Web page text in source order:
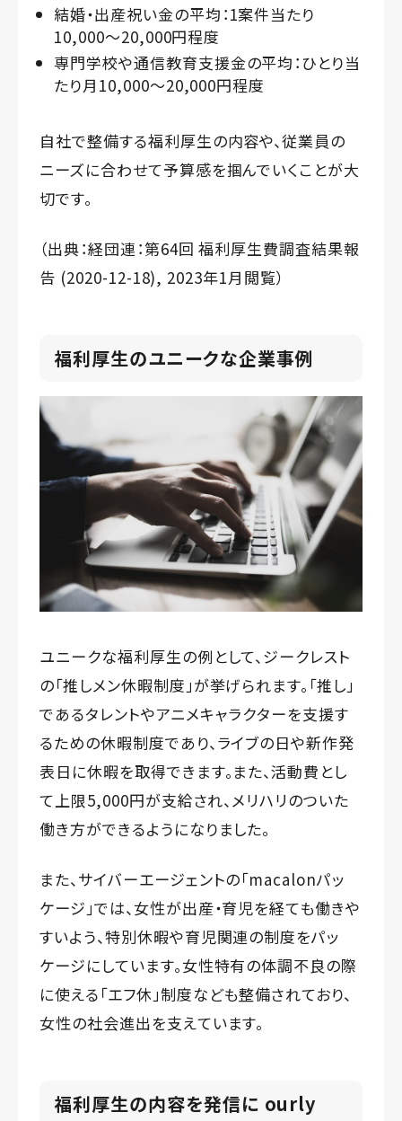
結婚・出産祝い金の平均：1案件当たり
10,000～20,000円程度
専門学校や通信教育支援金の平均：ひとり当
たり月10,000～20,000円程度
自社で整備する福利厚生の内容や、従業員の
ニーズに合わせて予算感を掴んでいくことが大
切です。
（出典：経団連：第64回 福利厚生費調査結果報
告 (2020-12-18), 2023年1月閲覧）
福利厚生のユニークな企業事例
ユニークな福利厚生の例として、ジークレスト
の「推しメン休暇制度」が挙げられます。「推し」
であるタレントやアニメキャラクターを支援す
るための休暇制度であり、ライブの日や新作発
表日に休暇を取得できます。また、活動費とし
て上限5,000円が支給され、メリハリのついた
働き方ができるようになりました。
また、サイバーエージェントの「macalonパッ
ケージ」では、女性が出産・育児を経ても働きや
すいよう、特別休暇や育児関連の制度をパッ
ケージにしています。女性特有の体調不良の際
に使える「エフ休」制度なども整備されており、
女性の社会進出を支えています。
福利厚生の内容を発信に ourly